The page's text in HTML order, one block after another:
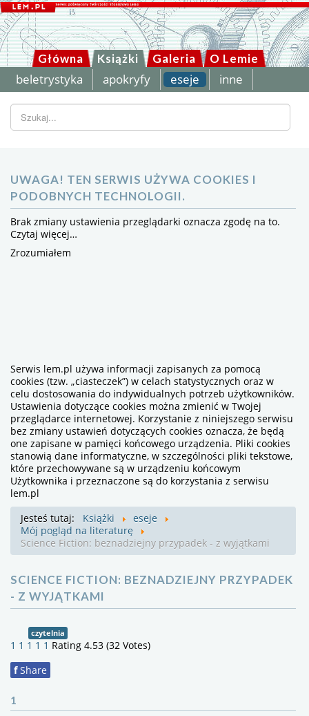
Główna Książki Galeria O Lemie
beletrystyka apokryfy eseje inne
Szukaj...
UWAGA! TEN SERWIS UŻYWA COOKIES I
PODOBNYCH TECHNOLOGII.
Brak zmiany ustawienia przeglądarki oznacza zgodę na to.
Czytaj więcej…
Zrozumiałem
Serwis lem.pl używa informacji zapisanych za pomocą
cookies (tzw. „ciasteczek”) w celach statystycznych oraz w
celu dostosowania do indywidualnych potrzeb użytkowników.
Ustawienia dotyczące cookies można zmienić w Twojej
przeglądarce internetowej. Korzystanie z niniejszego serwisu
bez zmiany ustawień dotyczących cookies oznacza, że będą
one zapisane w pamięci końcowego urządzenia. Pliki cookies
stanowią dane informatyczne, w szczególności pliki tekstowe,
które przechowywane są w urządzeniu końcowym
Użytkownika i przeznaczone są do korzystania z serwisu
lem.pl
Jesteś tutaj:
Książki
eseje
Mój pogląd na literaturę
Science Fiction: beznadziejny przypadek - z wyjątkami
SCIENCE FICTION: BEZNADZIEJNY PRZYPADEK
- Z WYJĄTKAMI
czytelnia
1 1 1 1 1 Rating 4.53 (32 Votes)
f Share
1